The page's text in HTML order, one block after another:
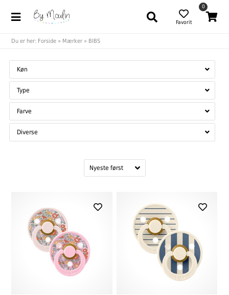
Favorit
0
Du er her: Forside » Mærker » BIBS
Køn
Type
Farve
Diverse